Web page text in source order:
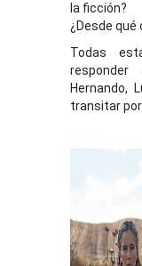
la ficción?
¿Desde
Todas
Hernando,
transitar